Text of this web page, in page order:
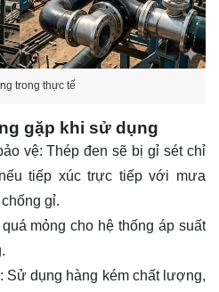
trong thực tế
gặp khi sử dụng
vệ: Thép đen sẽ bị gỉ sét chỉ
tiếp xúc trực tiếp với mưa
gỉ.
mỏng cho hệ thống áp suất
: Sử dụng hàng kém chất lượng,